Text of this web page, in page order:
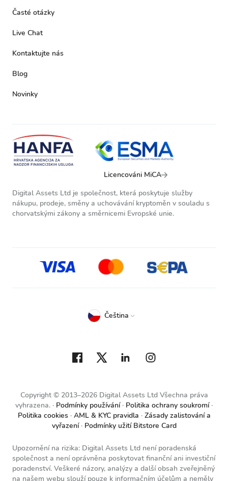
Časté otázky
Live Chat
Kontaktujte nás
Blog
Novinky
Licencováni MiCA
Digital Assets Ltd je společnost, která poskytuje služby
nákupu, prodeje, směny a uchovávání kryptoměn v souladu s
chorvatskými zákony a směrnicemi Evropské unie.
Copyright © 2013–2026 Digital Assets Ltd Všechna práva
vyhrazena.
Podmínky používání
Politika ochrany soukromí
Politika cookies
AML & KYC pravidla
Zásady zalistování a
vyřazení
Podmínky užití Bitstore Card
Čeština
Upozornění na rizika: Digital Assets Ltd není poradenská
společnost a není oprávněna poskytovat finanční ani investiční
poradenství. Veškeré názory, analýzy a další obsah zveřejněný
na našem webu slouží pouze k informačním účelům a neměly